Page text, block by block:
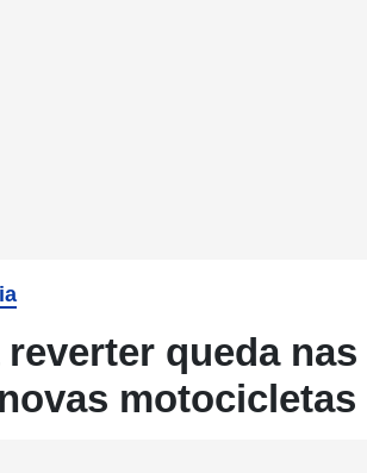
reverter queda
motocicletas